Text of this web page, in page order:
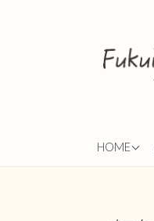
HOME
ABOUT